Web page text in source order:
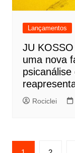
Lançamentos
JU
uma nova
Rociclei
Paginação